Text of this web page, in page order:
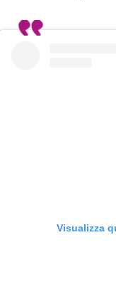
Visualizza